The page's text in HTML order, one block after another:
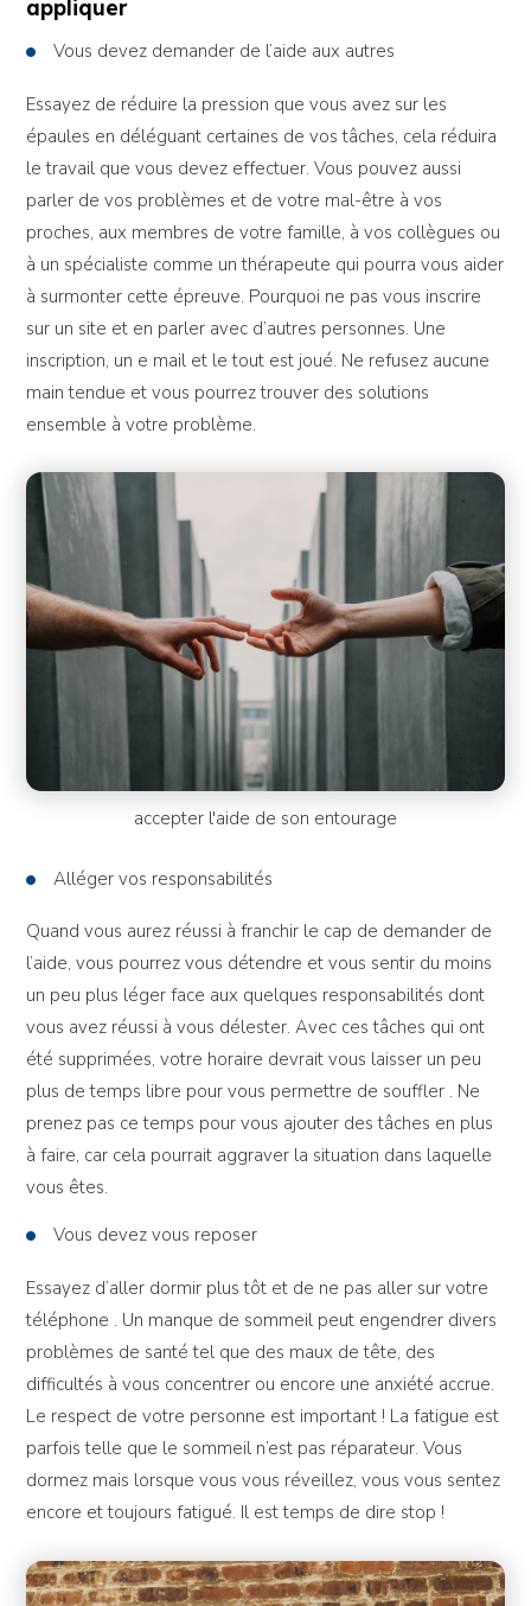
appliquer
Vous devez demander de l’aide aux autres
Essayez de réduire la pression que vous avez sur les
épaules en déléguant certaines de vos tâches, cela réduira
le travail que vous devez effectuer. Vous pouvez aussi
parler de vos problèmes et de votre mal-être à vos
proches, aux membres de votre famille, à vos collègues ou
à un spécialiste comme un thérapeute qui pourra vous aider
à surmonter cette épreuve. Pourquoi ne pas vous inscrire
sur un site et en parler avec d’autres personnes. Une
inscription, un e mail et le tout est joué. Ne refusez aucune
main tendue et vous pourrez trouver des solutions
ensemble à votre problème.
accepter l'aide de son entourage
Alléger vos responsabilités
Quand vous aurez réussi à franchir le cap de demander de
l’aide, vous pourrez vous détendre et vous sentir du moins
un peu plus léger face aux quelques responsabilités dont
vous avez réussi à vous délester. Avec ces tâches qui ont
été supprimées, votre horaire devrait vous laisser un peu
plus de temps libre pour vous permettre de souffler . Ne
prenez pas ce temps pour vous ajouter des tâches en plus
à faire, car cela pourrait aggraver la situation dans laquelle
vous êtes.
Vous devez vous reposer
Essayez d’aller dormir plus tôt et de ne pas aller sur votre
téléphone . Un manque de sommeil peut engendrer divers
problèmes de santé tel que des maux de tête, des
difficultés à vous concentrer ou encore une anxiété accrue.
Le respect de votre personne est important ! La fatigue est
parfois telle que le sommeil n’est pas réparateur. Vous
dormez mais lorsque vous vous réveillez, vous vous sentez
encore et toujours fatigué. Il est temps de dire stop !